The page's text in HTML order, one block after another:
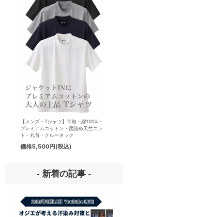
【メンズ・Tシャツ】半袖・綿100%・
プレミアムコットン・度詰め天竺ニッ
ト・丸首・クルーネック
価格5,500円(税込)
- 新着の記事 -